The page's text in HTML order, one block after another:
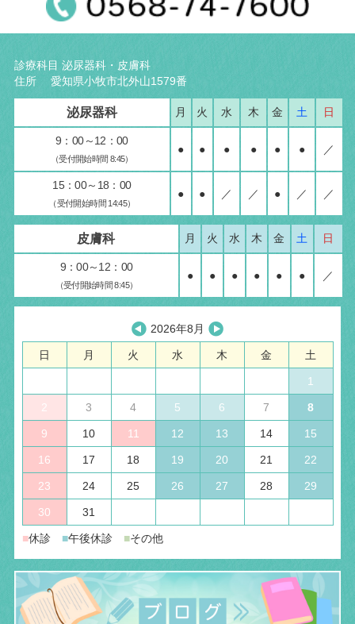
診療科目 泌尿器科・皮膚科
住所 愛知県小牧市北外山1579番
泌尿器科 月 火 水 木 金 土 日
9：00～12：00
（受付開始時間 8:45）
● ● ● ● ● ● ／
15：00～18：00
（受付開始時間 14:45）
● ● ／ ／ ● ／ ／
皮膚科 月 火 水 木 金 土 日
9：00～12：00
（受付開始時間 8:45）
● ● ● ● ● ● ／
2026年8月
日 月 火 水 木 金 土
1
2 3 4 5 6 7 8
9 10 11 12 13 14 15
16 17 18 19 20 21 22
23 24 25 26 27 28 29
30 31
■休診 ■午後休診 ■その他